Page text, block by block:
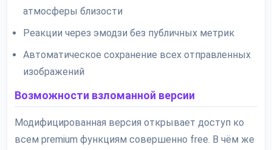
атмосферы близости
Реакции через эмодзи без публичных метрик
Автоматическое сохранение всех отправленных
изображений
Возможности взломанной версии
Модифицированная версия открывает доступ ко
всем premium функциям совершенно free. В чём же